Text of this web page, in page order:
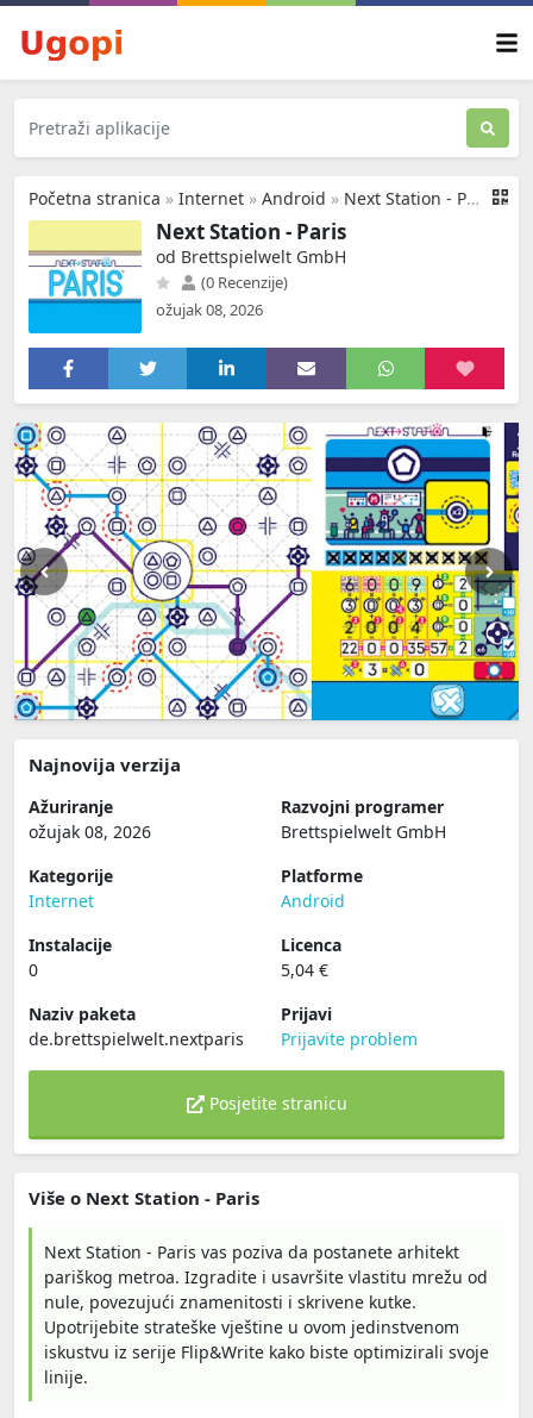
Početna stranica » Internet » Android » Next Station - Paris
Next Station - Paris
od Brettspielwelt GmbH
(0 Recenzije)
ožujak 08, 2026
Najnovija verzija
Ažuriranje
ožujak 08, 2026
Razvojni programer
Brettspielwelt GmbH
Kategorije
Internet
Platforme
Android
Instalacije
0
Licenca
5,04 €
Naziv paketa
de.brettspielwelt.nextparis
Prijavi
Prijavite problem
Posjetite stranicu
Više o Next Station - Paris
Next Station - Paris vas poziva da postanete arhitekt
pariškog metroa. Izgradite i usavršite vlastitu mrežu od
nule, povezujući znamenitosti i skrivene kutke.
Upotrijebite strateške vještine u ovom jedinstvenom
iskustvu iz serije Flip&Write kako biste optimizirali svoje
linije.